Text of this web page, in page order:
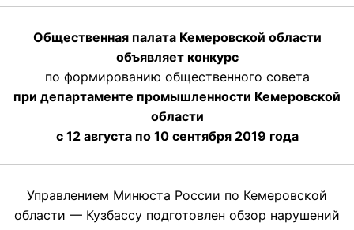
Общественная палата Кемеровской области
объявляет конкурс
по формированию общественного совета
при департаменте промышленности Кемеровской
области
с 12 августа по 10 сентября 2019 года
Управлением Минюста России по Кемеровской
области — Кузбассу подготовлен обзор нарушений